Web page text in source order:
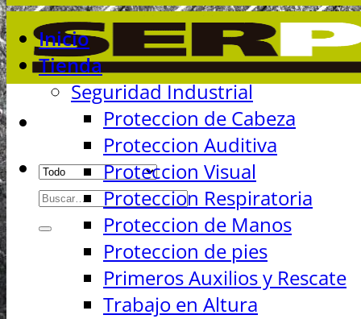
Buscar
por:
Inicio
Tienda
Seguridad Industrial
Proteccion de Cabeza
Proteccion Auditiva
Proteccion Visual
Proteccion Respiratoria
Proteccion de Manos
Proteccion de pies
Primeros Auxilios y Rescate
Trabajo en Altura